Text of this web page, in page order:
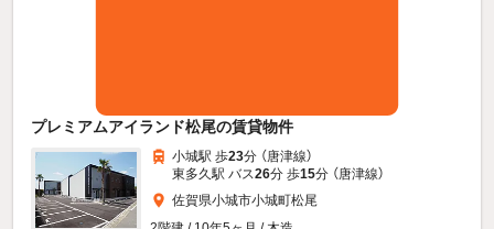
プレミアムアイランド松尾の賃貸物件
小城駅 歩23分 （唐津線）
東多久駅 バス26分 歩15分 （唐津線）
佐賀県小城市小城町松尾